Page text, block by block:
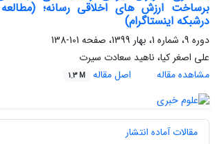
برساخت ارزش های اخلاقی رسانه؛
درشبکه اینستاگرام)
دوره 9، شماره 1، بهار 1399، صفحه
101-138
علی اصغر کیا، ناهید سعادت سیرت
مشاهده مقاله
اصل مقاله 1.3 M
مقالات آماده انتشار